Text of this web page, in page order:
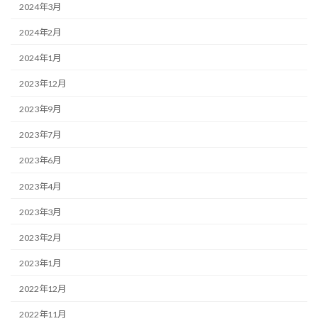
2024年3月
2024年2月
2024年1月
2023年12月
2023年9月
2023年7月
2023年6月
2023年4月
2023年3月
2023年2月
2023年1月
2022年12月
2022年11月